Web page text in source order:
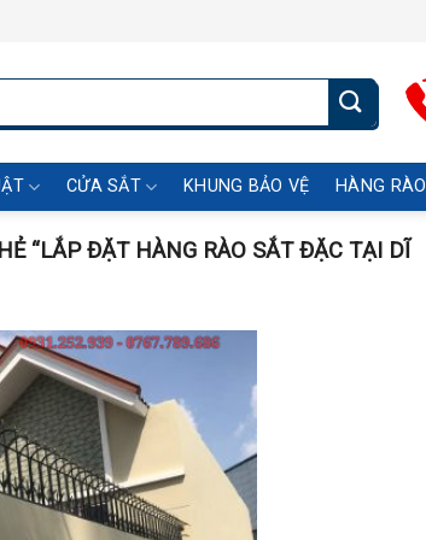
CỬA SẮT KHUNG BẢO VỆ HÀNG RÀO
“LẮP ĐẶT HÀNG RÀO SẮT ĐẶC TẠI DĨ